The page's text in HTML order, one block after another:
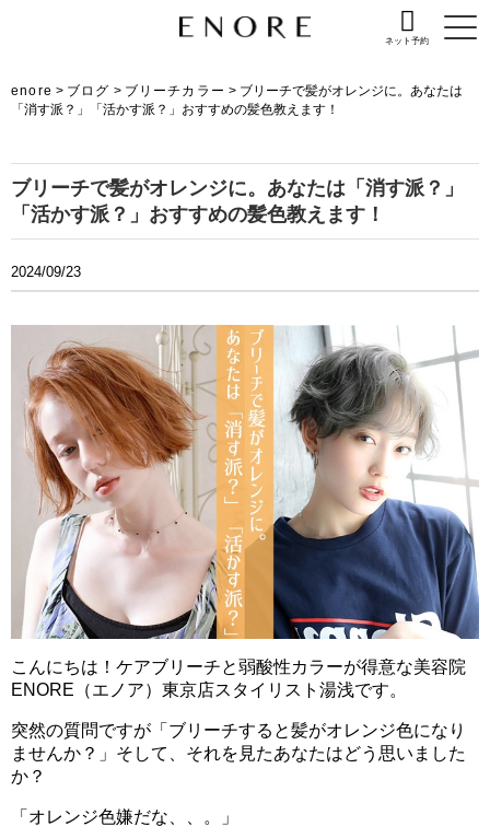
ネット予約
enore > ブログ > ブリーチカラー > ブリーチで髪がオレンジに。あなたは
「消す派？」「活かす派？」おすすめの髪色教えます！
ブリーチで髪がオレンジに。あなたは「消す派？」
「活かす派？」おすすめの髪色教えます！
2024/09/23
こんにちは！ケアブリーチと弱酸性カラーが得意な美容院
ENORE（エノア）東京店スタイリスト湯浅です。
突然の質問ですが「ブリーチすると髪がオレンジ色になり
ませんか？」そして、それを見たあなたはどう思いました
か？
「オレンジ色嫌だな、、。」